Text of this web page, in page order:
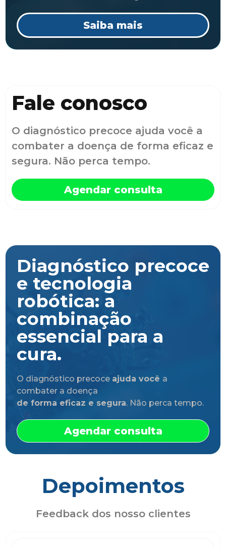
Saiba mais
Fale conosco
O diagnóstico precoce ajuda você a
combater a doença de forma eficaz e
segura. Não perca tempo.
Agendar consulta
Diagnóstico precoce
e tecnologia
robótica: a
combinação
essencial para a
cura.
O diagnóstico precoce ajuda você a
combater a doença
de forma eficaz e segura. Não perca tempo.
Agendar consulta
Depoimentos
Feedback dos nosso clientes